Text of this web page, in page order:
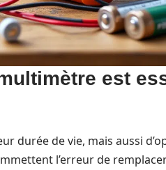
est
durée de vie, mais aussi
l’erreur de